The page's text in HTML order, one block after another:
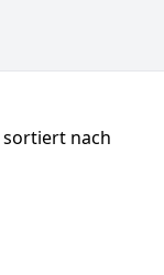
nach